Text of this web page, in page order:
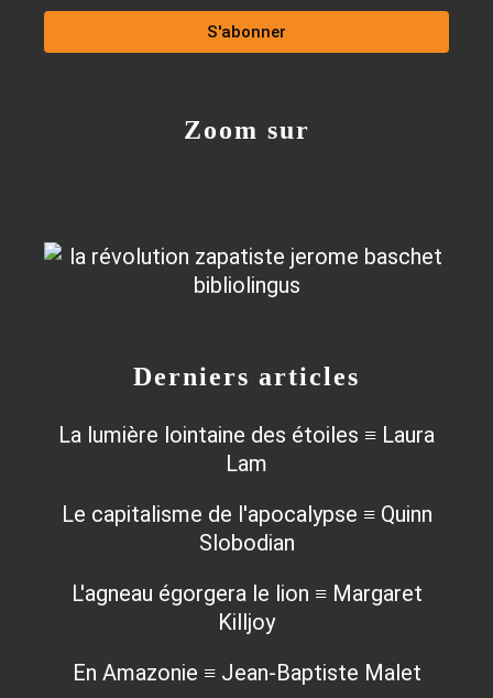
Derniers articles
La lumière lointaine des étoiles ≡ Laura
Lam
Le capitalisme de l'apocalypse ≡ Quinn
Slobodian
L'agneau égorgera le lion ≡ Margaret
Killjoy
En Amazonie ≡ Jean-Baptiste Malet
Zoom sur